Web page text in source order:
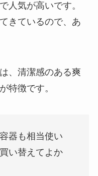
る？値段も調査！
人気が高いです。
きているので、あ
、清潔感のある爽
特徴です。
器も相当使い
い替えてよか